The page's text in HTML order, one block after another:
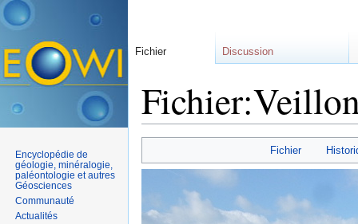
Fichier
Fichier Discussion
Encyclopédie de
géologie, minéralogie,
paléontologie et autres
Géosciences
Communauté
Actualités